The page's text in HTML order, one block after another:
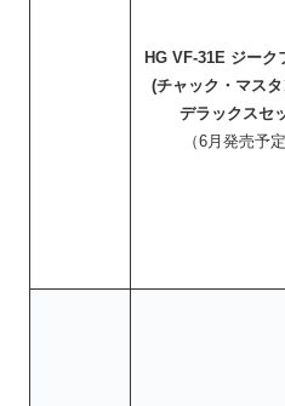
HG VF-31E ジーク
(チャック・マス
デラックスセ
（6月発売予定